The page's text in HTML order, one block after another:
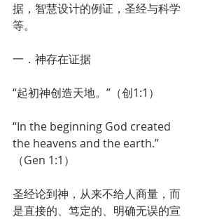
据，智慧设计的例证，圣经与科学
等。
一．神存在证据
“起初神创造天地。”（创1:1）
“In the beginning God created
the heavens and the earth.”
（Gen 1:1）
圣经论到神，从来不给人商量，而
是直接的、笃定的、明确无误的宣